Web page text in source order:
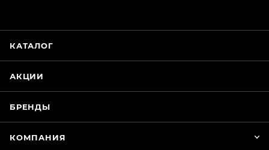
КАТАЛОГ
АКЦИИ
БРЕНДЫ
КОМПАНИЯ
WhatsApp